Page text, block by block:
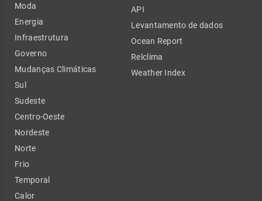
Moda
Energia
Infraestrutura
Governo
Mudanças Climáticas
Sul
Sudeste
Centro-Oeste
Nordeste
Norte
Frio
Temporal
Calor
API
Levantamento de dados
Ocean Report
Relclima
Weather Index